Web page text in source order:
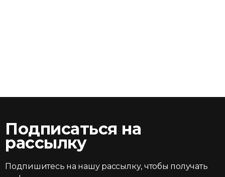
Подписаться на
рассылку
Подпишитесь на нашу рассылку, чтобы получать